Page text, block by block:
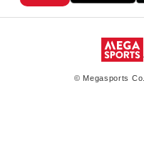
© Megasports